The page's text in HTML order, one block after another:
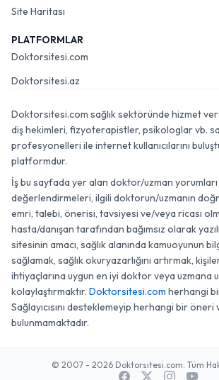
Site Haritası
PLATFORMLAR
Doktorsitesi.com
Doktorsitesi.az
Doktorsitesi.com sağlık sektöründe hizmet
diş hekimleri, fizyoterapistler, psikologlar vb.
profesyonelleri ile internet kullanıcılarını
platformdur.
İş bu sayfada yer alan doktor/uzman yorumları
değerlendirmeleri, ilgili doktorun/uzmanın
emri, talebi, önerisi, tavsiyesi ve/veya ricası
hasta/danışan tarafından bağımsız olarak
sitesinin amacı, sağlık alanında kamuoyunun
sağlamak, sağlık okuryazarlığını artırmak,
ihtiyaçlarına uygun en iyi doktor veya uzmana
kolaylaştırmaktır. Doktorsitesi.com herhangi
Sağlayıcısını desteklemeyip herhangi bir
bulunmamaktadır.
© 2007 - 2026 Doktorsitesi.com. Tüm